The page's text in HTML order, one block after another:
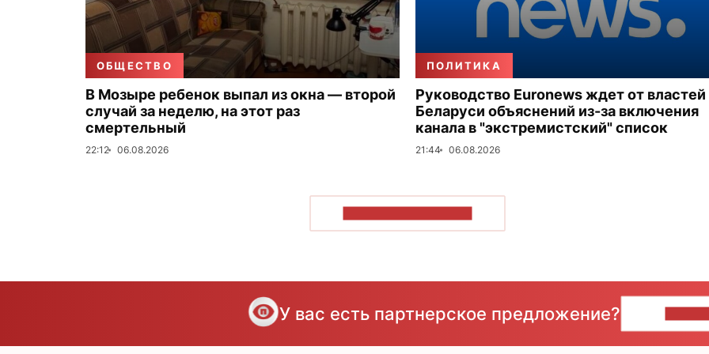
ОБЩЕСТВО
В Мозыре ребенок выпал из окна — второй
случай за неделю, на этот раз
смертельный
22:12 06.08.2026
ПОЛИТИКА
Руководство Euronews ждет от властей
Беларуси объяснений из-за включения
канала в "экстремистский" список
21:44 06.08.2026
У вас есть партнерское предложение?